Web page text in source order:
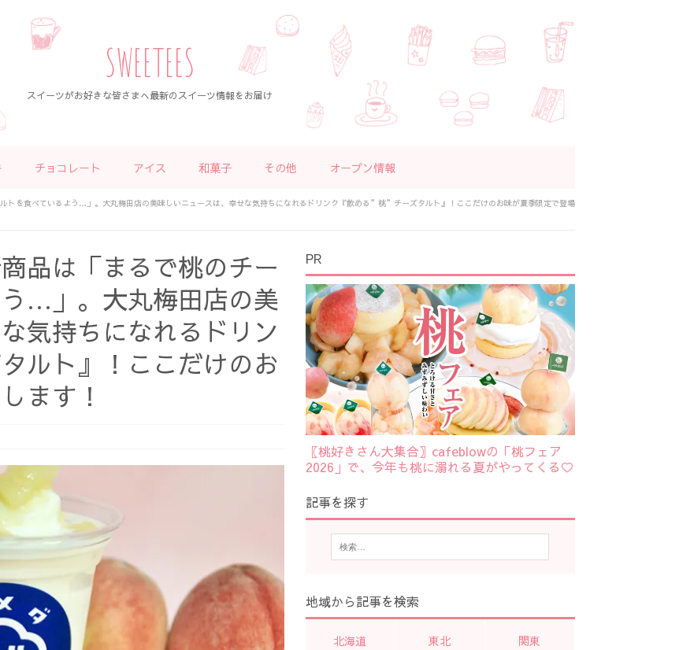
SWEETEES
スイーツがお好きな皆さまへ最新のスイーツ情報をお届け
チョコレート アイス 和菓子 その他 オープン情報
トを食べているよう…」。大丸梅田店の美味しいニュースは、幸せな気持ちになれるドリンク『飲める”桃”チーズタルト』！ここだけのお味が夏季限定で登場
品は「まるで桃のチー
…」。大丸梅田店の美
気持ちになれるドリン
ルト』！ここだけのお
ます！
PR
〖桃好きさん大集合〗cafeblowの「桃フェア
2026」で、今年も桃に溺れる夏がやってくる♡
記事を探す
地域から記事を検索
北海道 東北 関東